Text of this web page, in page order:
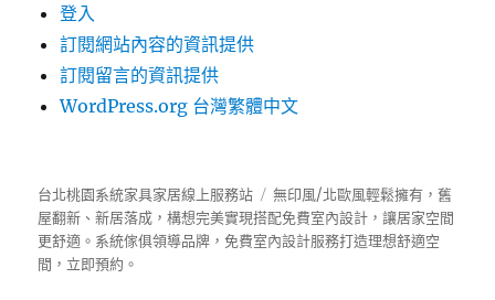
登入
訂閱網站內容的資訊提供
訂閱留言的資訊提供
WordPress.org 台灣繁體中文
台北桃園系統家具家居線上服務站
無印風/北歐風輕鬆擁有，舊
屋翻新、新居落成，構想完美實現搭配免費室內設計，讓居家空間
更舒適。 系統傢俱領導品牌，免費室內設計服務打造理想舒適空
間，立即預約。